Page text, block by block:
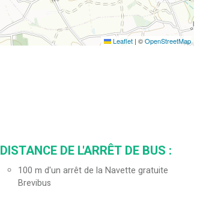
Leaflet | ©OpenStreetMap
DISTANCE DE L'ARRÊT DE BUS :
100 m d'un arrêt de la Navette gratuite
Brevibus